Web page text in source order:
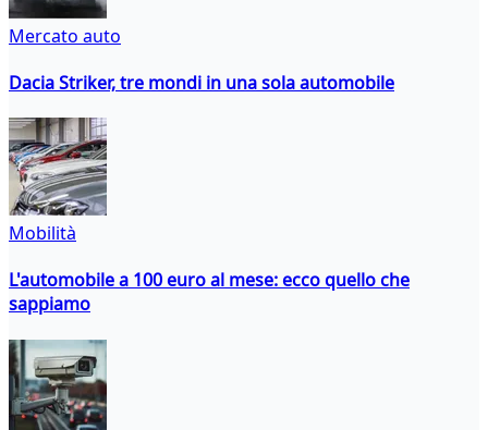
Mercato auto
Dacia Striker, tre mondi in una sola automobile
Mobilità
L'automobile a 100 euro al mese: ecco quello che
sappiamo